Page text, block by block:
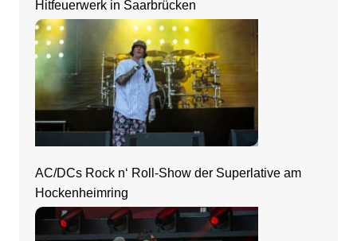
Hitfeuerwerk in Saarbrücken
AC/DCs Rock n‘ Roll-Show der Superlative am
Hockenheimring